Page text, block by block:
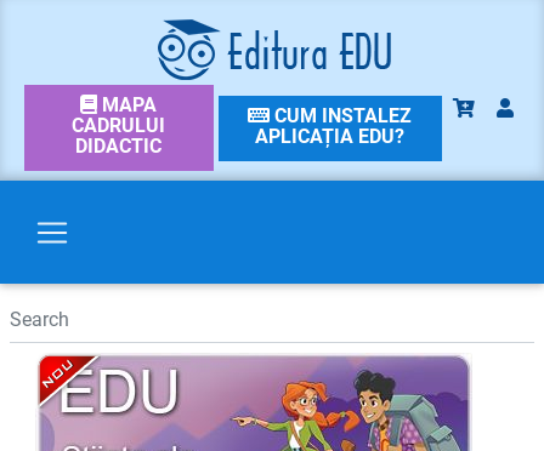
MAPA
CADRULUI
DIDACTIC
CUM INSTALEZ
APLICAȚIA EDU?